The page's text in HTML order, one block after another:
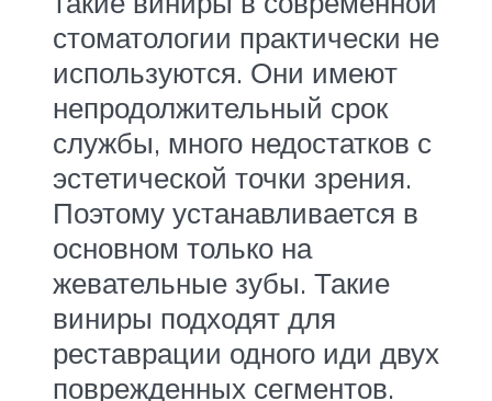
стоматологии практически не
используются. Они имеют
непродолжительный срок
службы, много недостатков с
эстетической точки зрения.
Поэтому устанавливается в
основном только на
жевательные зубы. Такие
виниры подходят для
реставрации одного иди двух
поврежденных сегментов.